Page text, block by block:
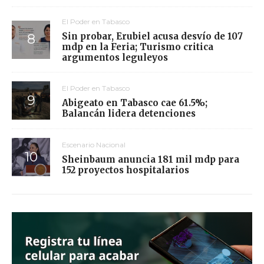
El Poder en Tabasco
Sin probar, Erubiel acusa desvío de 107
mdp en la Feria; Turismo critica
argumentos leguleyos
El Poder en Tabasco
Abigeato en Tabasco cae 61.5%;
Balancán lidera detenciones
Escenario Nacional
Sheinbaum anuncia 181 mil mdp para
152 proyectos hospitalarios